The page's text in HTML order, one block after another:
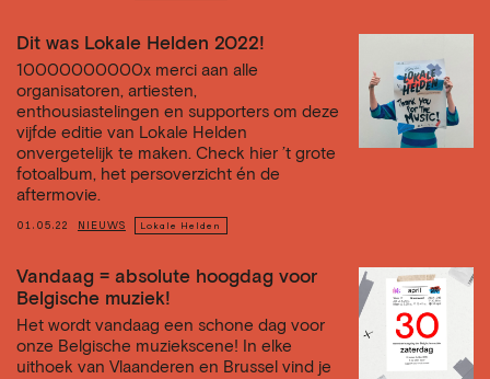
Dit was Lokale Helden 2022!
10000000000x merci aan alle
organisatoren, artiesten,
enthousiastelingen en supporters om deze
vijfde editie van Lokale Helden
onvergetelijk te maken. Check hier ’t grote
fotoalbum, het persoverzicht én de
aftermovie.
01.05.22 NIEUWS Lokale Helden
Vandaag = absolute hoogdag voor
Belgische muziek!
Het wordt vandaag een schone dag voor
onze Belgische muziekscene! In elke
uithoek van Vlaanderen en Brussel vind je